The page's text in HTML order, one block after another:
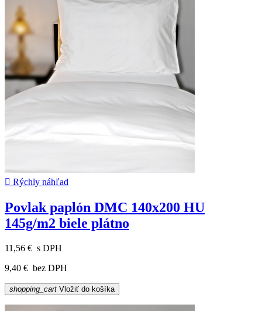
 Rýchly náhľad
Povlak paplón DMC 140x200 HU
145g/m2 biele plátno
11,56 € s DPH
9,40 € bez DPH
shopping_cart Vložiť do košíka